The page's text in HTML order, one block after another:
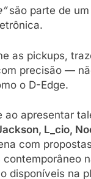
são parte de um
as pickups,
precisão —
o D-Edge.
apresentar
L_cio,
com
disponíveis na